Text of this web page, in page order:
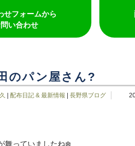
せフォームから
い合わせ
のパン屋さん?
配布日記 & 最新情報 長野県ブログ
舞っていましたね❄️